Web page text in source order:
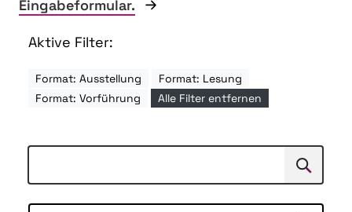
Eingabeformular.
Aktive Filter:
Format: Ausstellung
Format: Lesung
Format: Vorführung
Alle Filter entfernen
Suchen